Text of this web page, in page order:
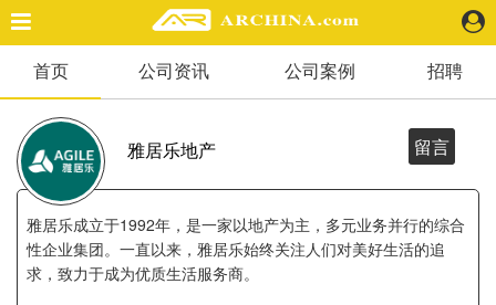
精选案例
建 筑
景 观
室 内
视 频
头条资讯
首页 公司资讯 公司案例 招聘
雅居乐地产 留言
雅居乐成立于1992年，是一家以地产为主，多元业务并行的综合
性企业集团。一直以来，雅居乐始终关注人们对美好生活的追
求，致力于成为优质生活服务商。